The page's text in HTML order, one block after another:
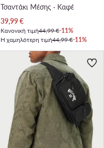
Τσαντάκι Μέσης · Καφέ
Τρέχουσα τιμή
39,99€
Κανονική τιμή44,99 €-11%
Η χαμηλότερη τιμή44,99 €-11%